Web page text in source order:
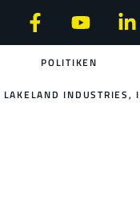
POLITIKEN
LAKELAND INDUSTRIES,